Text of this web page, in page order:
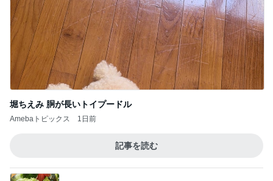
堀ちえみ 胴が長いトイプードル
Amebaトピックス 1日前
記事を読む